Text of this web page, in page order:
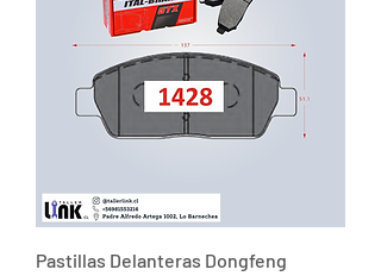
Pastillas Delanteras Dongfeng